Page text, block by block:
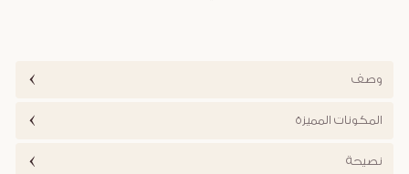
وصف
المكونات المميزة
نصيحة